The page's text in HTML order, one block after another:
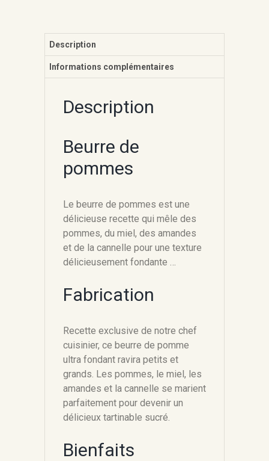
Description
Informations complémentaires
Description
Beurre de
pommes
Le beurre de pommes est une
délicieuse recette qui mêle des
pommes, du miel, des amandes
et de la cannelle pour une texture
délicieusement fondante …
Fabrication
Recette exclusive de notre chef
cuisinier, ce beurre de pomme
ultra fondant ravira petits et
grands. Les pommes, le miel, les
amandes et la cannelle se marient
parfaitement pour devenir un
délicieux tartinable sucré.
Bienfaits